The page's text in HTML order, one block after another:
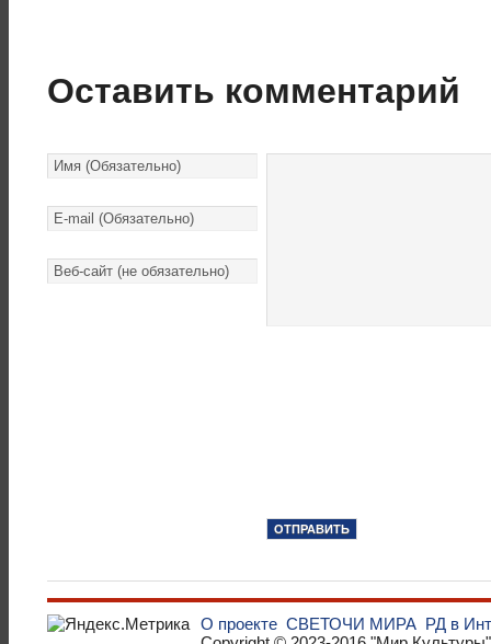
Оставить комментарий
О проекте СВЕТОЧИ МИРА РД в